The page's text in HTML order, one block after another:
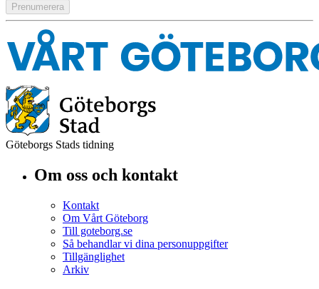
Göteborgs Stads tidning
Om oss och kontakt
Kontakt
Om Vårt Göteborg
Till goteborg.se
Så behandlar vi dina personuppgifter
Tillgänglighet
Arkiv